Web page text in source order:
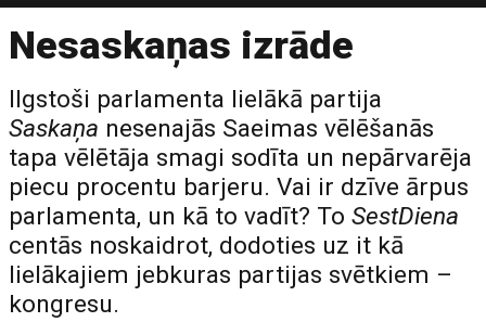
Nesaskaņas izrāde
Ilgstoši parlamenta lielākā partija
Saskaņa nesenajās Saeimas vēlēšanās
tapa vēlētāja smagi sodīta un nepārvarēja
piecu procentu barjeru. Vai ir dzīve ārpus
parlamenta, un kā to vadīt? ToSestDiena
centās noskaidrot, dodoties uz it kā
lielākajiem jebkuras partijas svētkiem –
kongresu.